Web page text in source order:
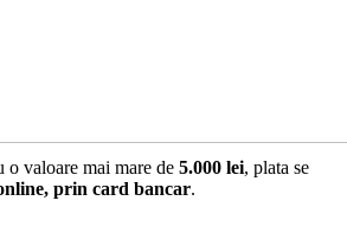
o valoare mai mare de 5.000 lei, plata se
prin card bancar.